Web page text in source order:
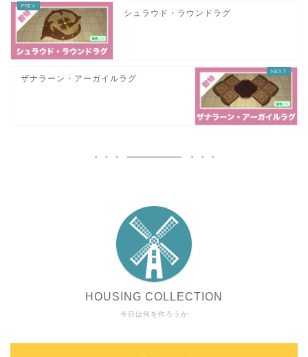
シュラウド・ラウンドラグ
ザナラーン・アーガイルラグ
今日は何を作ろうか
HOUSING COLLECTION